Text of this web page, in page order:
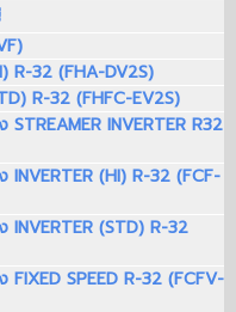
R-32 (FHA-DV2S)
R-32 (FHFC-EV2S)
INVERTER R32
INVERTER (HI) R-32 (FCF-
INVERTER (STD) R-32
FIXED SPEED R-32 (FCFV-